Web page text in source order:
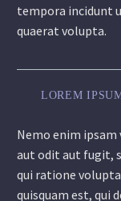
tempora incidunt
quaerat volupta.
LOREM
Nemo enim
aut odit aut fugit,
qui ratione
quisquam est, qui